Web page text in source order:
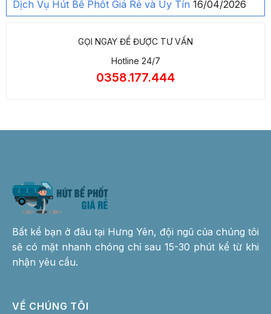
Dịch Vụ Hút Bể Phốt Giá Rẻ và Uy Tín 16/04/2026
GỌI NGAY ĐỂ ĐƯỢC TƯ VẤN
Hotline 24/7
0358.177.444
Bất kể bạn ở đâu tại Hưng Yên, đội ngũ của chúng tôi
sẽ có mặt nhanh chóng chỉ sau 15-30 phút kể từ khi
nhận yêu cầu.
VỀ CHÚNG TÔI